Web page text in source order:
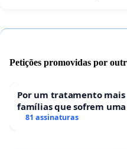
Petições promovidas por
Por um tratamento
famílias que sofrem
hospitais portugueses
81 assinaturas